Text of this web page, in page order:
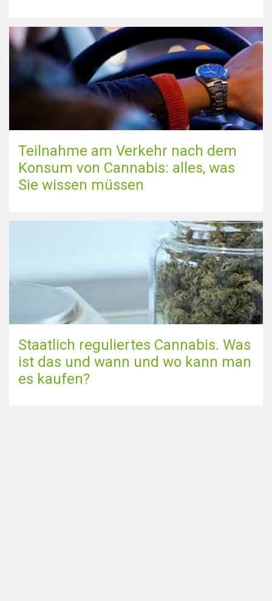
Teilnahme am Verkehr nach dem
Konsum von Cannabis: alles, was
Sie wissen müssen
Staatlich reguliertes Cannabis. Was
ist das und wann und wo kann man
es kaufen?